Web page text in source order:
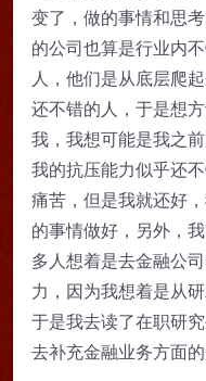
变了，做的事情和思
的公司也算是行业内
人，他们是从底层爬
还不错的人，于是想
我，我想可能是我之
我的抗压能力似乎还
痛苦，但是我就还好
的事情做好，另外，
多人想着是去金融公
力，因为我想着是从
于是我去读了在职研
去补充金融业务方面的